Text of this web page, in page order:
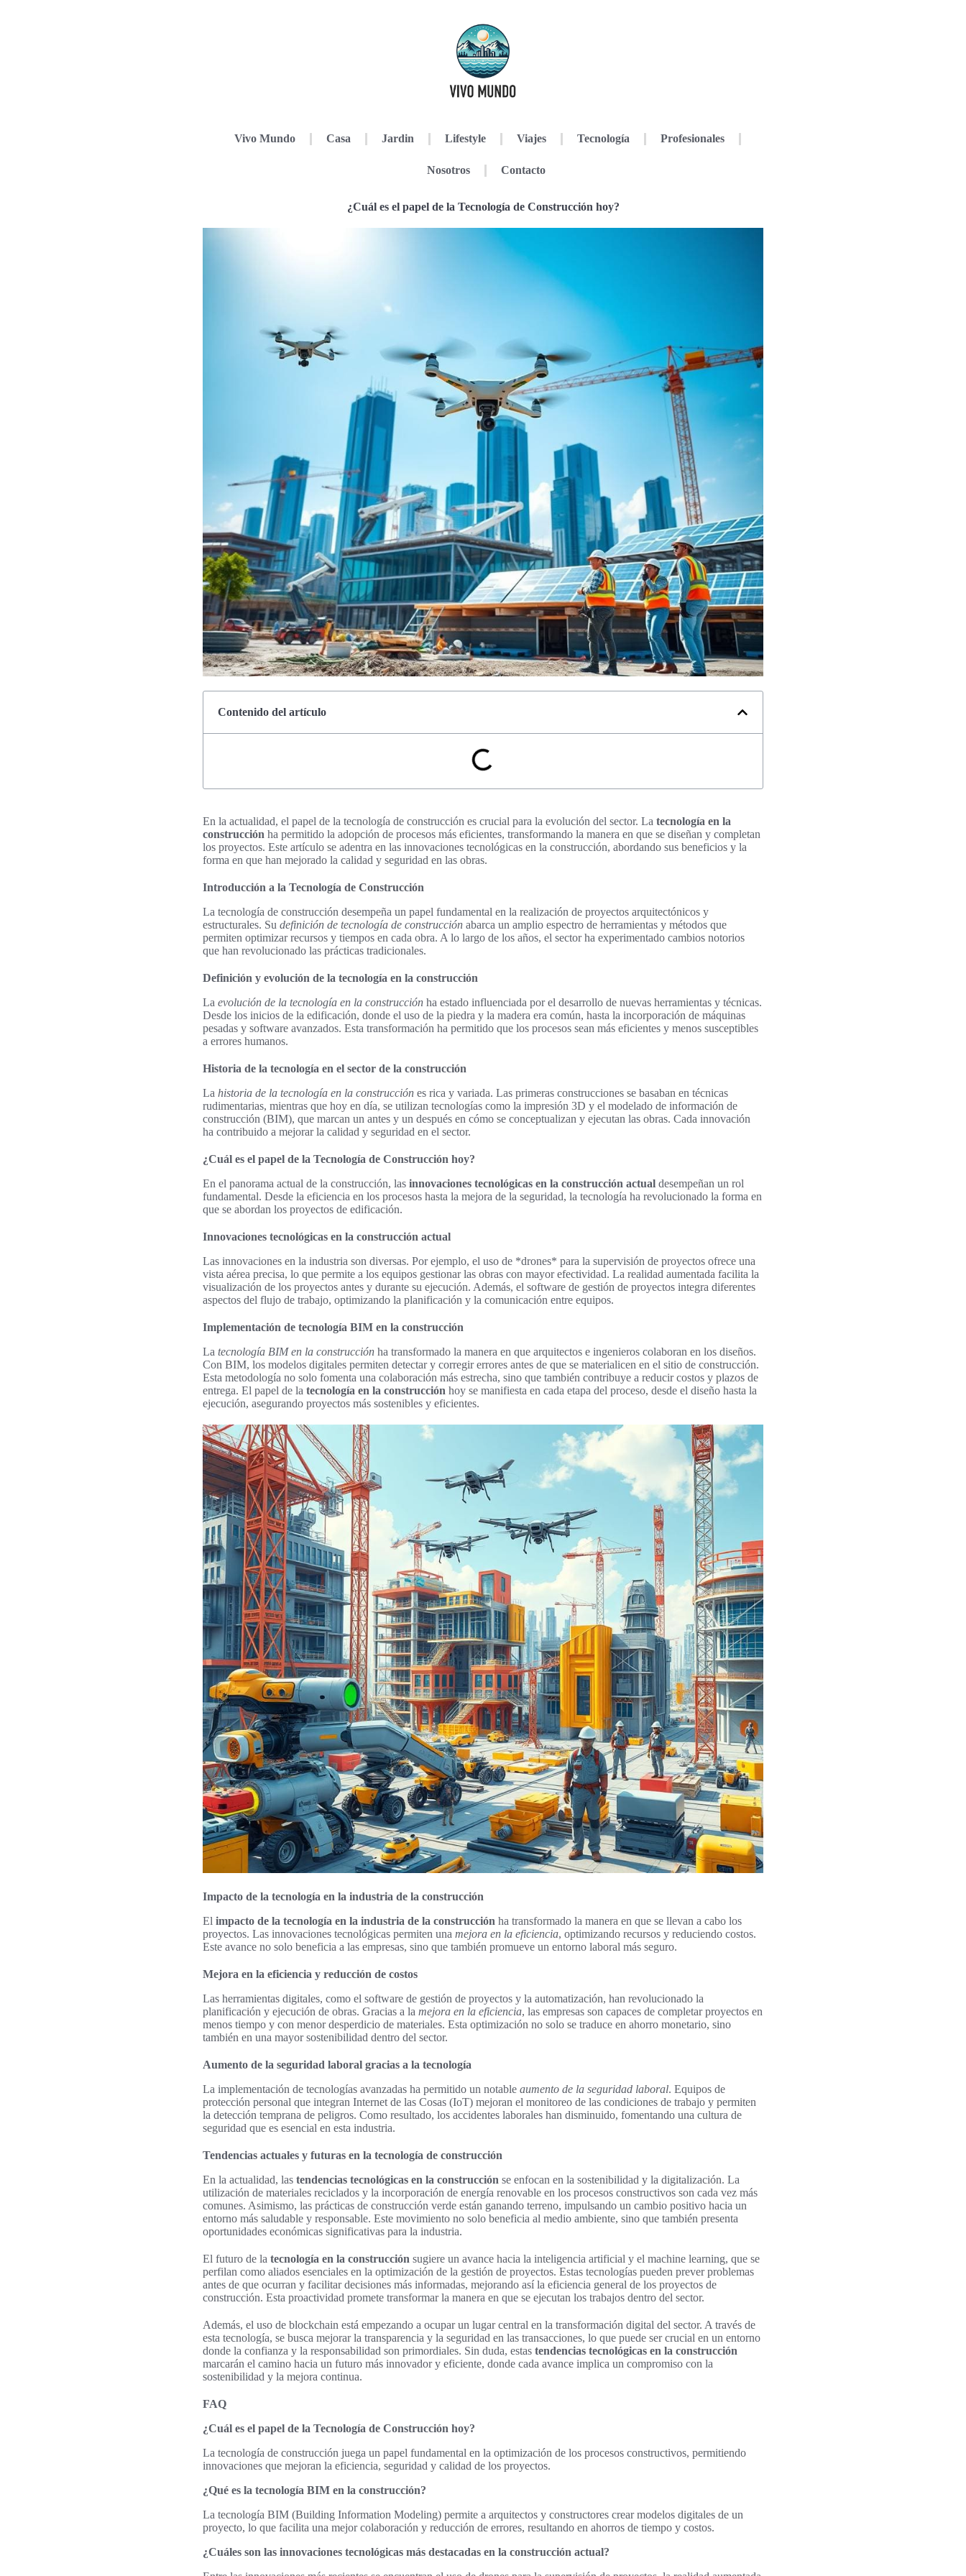
Vivo Mundo Casa Jardin Lifestyle Viajes Tecnología Profesionales
Nosotros Contacto
¿Cuál es el papel de la Tecnología de Construcción hoy?
Contenido del artículo
En la actualidad, el papel de la tecnología de construcción es crucial para la evolución del sector. La tecnología en la
construcción ha permitido la adopción de procesos más eficientes, transformando la manera en que se diseñan y completan
los proyectos. Este artículo se adentra en las innovaciones tecnológicas en la construcción, abordando sus beneficios y la
forma en que han mejorado la calidad y seguridad en las obras.
Introducción a la Tecnología de Construcción
La tecnología de construcción desempeña un papel fundamental en la realización de proyectos arquitectónicos y
estructurales. Su definición de tecnología de construcción abarca un amplio espectro de herramientas y métodos que
permiten optimizar recursos y tiempos en cada obra. A lo largo de los años, el sector ha experimentado cambios notorios
que han revolucionado las prácticas tradicionales.
Definición y evolución de la tecnología en la construcción
La evolución de la tecnología en la construcción ha estado influenciada por el desarrollo de nuevas herramientas y técnicas.
Desde los inicios de la edificación, donde el uso de la piedra y la madera era común, hasta la incorporación de máquinas
pesadas y software avanzados. Esta transformación ha permitido que los procesos sean más eficientes y menos susceptibles
a errores humanos.
Historia de la tecnología en el sector de la construcción
La historia de la tecnología en la construcción es rica y variada. Las primeras construcciones se basaban en técnicas
rudimentarias, mientras que hoy en día, se utilizan tecnologías como la impresión 3D y el modelado de información de
construcción (BIM), que marcan un antes y un después en cómo se conceptualizan y ejecutan las obras. Cada innovación
ha contribuido a mejorar la calidad y seguridad en el sector.
¿Cuál es el papel de la Tecnología de Construcción hoy?
En el panorama actual de la construcción, las innovaciones tecnológicas en la construcción actual desempeñan un rol
fundamental. Desde la eficiencia en los procesos hasta la mejora de la seguridad, la tecnología ha revolucionado la forma en
que se abordan los proyectos de edificación.
Innovaciones tecnológicas en la construcción actual
Las innovaciones en la industria son diversas. Por ejemplo, el uso de *drones* para la supervisión de proyectos ofrece una
vista aérea precisa, lo que permite a los equipos gestionar las obras con mayor efectividad. La realidad aumentada facilita la
visualización de los proyectos antes y durante su ejecución. Además, el software de gestión de proyectos integra diferentes
aspectos del flujo de trabajo, optimizando la planificación y la comunicación entre equipos.
Implementación de tecnología BIM en la construcción
La tecnología BIM en la construcción ha transformado la manera en que arquitectos e ingenieros colaboran en los diseños.
Con BIM, los modelos digitales permiten detectar y corregir errores antes de que se materialicen en el sitio de construcción.
Esta metodología no solo fomenta una colaboración más estrecha, sino que también contribuye a reducir costos y plazos de
entrega. El papel de la tecnología en la construcción hoy se manifiesta en cada etapa del proceso, desde el diseño hasta la
ejecución, asegurando proyectos más sostenibles y eficientes.
Impacto de la tecnología en la industria de la construcción
El impacto de la tecnología en la industria de la construcción ha transformado la manera en que se llevan a cabo los
proyectos. Las innovaciones tecnológicas permiten una mejora en la eficiencia, optimizando recursos y reduciendo costos.
Este avance no solo beneficia a las empresas, sino que también promueve un entorno laboral más seguro.
Mejora en la eficiencia y reducción de costos
Las herramientas digitales, como el software de gestión de proyectos y la automatización, han revolucionado la
planificación y ejecución de obras. Gracias a la mejora en la eficiencia, las empresas son capaces de completar proyectos en
menos tiempo y con menor desperdicio de materiales. Esta optimización no solo se traduce en ahorro monetario, sino
también en una mayor sostenibilidad dentro del sector.
Aumento de la seguridad laboral gracias a la tecnología
La implementación de tecnologías avanzadas ha permitido un notable aumento de la seguridad laboral. Equipos de
protección personal que integran Internet de las Cosas (IoT) mejoran el monitoreo de las condiciones de trabajo y permiten
la detección temprana de peligros. Como resultado, los accidentes laborales han disminuido, fomentando una cultura de
seguridad que es esencial en esta industria.
Tendencias actuales y futuras en la tecnología de construcción
En la actualidad, las tendencias tecnológicas en la construcción se enfocan en la sostenibilidad y la digitalización. La
utilización de materiales reciclados y la incorporación de energía renovable en los procesos constructivos son cada vez más
comunes. Asimismo, las prácticas de construcción verde están ganando terreno, impulsando un cambio positivo hacia un
entorno más saludable y responsable. Este movimiento no solo beneficia al medio ambiente, sino que también presenta
oportunidades económicas significativas para la industria.
El futuro de la tecnología en la construcción sugiere un avance hacia la inteligencia artificial y el machine learning, que se
perfilan como aliados esenciales en la optimización de la gestión de proyectos. Estas tecnologías pueden prever problemas
antes de que ocurran y facilitar decisiones más informadas, mejorando así la eficiencia general de los proyectos de
construcción. Esta proactividad promete transformar la manera en que se ejecutan los trabajos dentro del sector.
Además, el uso de blockchain está empezando a ocupar un lugar central en la transformación digital del sector. A través de
esta tecnología, se busca mejorar la transparencia y la seguridad en las transacciones, lo que puede ser crucial en un entorno
donde la confianza y la responsabilidad son primordiales. Sin duda, estas tendencias tecnológicas en la construcción
marcarán el camino hacia un futuro más innovador y eficiente, donde cada avance implica un compromiso con la
sostenibilidad y la mejora continua.
FAQ
¿Cuál es el papel de la Tecnología de Construcción hoy?
La tecnología de construcción juega un papel fundamental en la optimización de los procesos constructivos, permitiendo
innovaciones que mejoran la eficiencia, seguridad y calidad de los proyectos.
¿Qué es la tecnología BIM en la construcción?
La tecnología BIM (Building Information Modeling) permite a arquitectos y constructores crear modelos digitales de un
proyecto, lo que facilita una mejor colaboración y reducción de errores, resultando en ahorros de tiempo y costos.
¿Cuáles son las innovaciones tecnológicas más destacadas en la construcción actual?